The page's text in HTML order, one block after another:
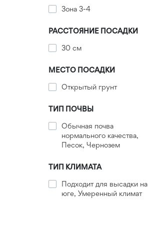
Зона 3-4
РАССТОЯНИЕ ПОСАДКИ
30 см
МЕСТО ПОСАДКИ
Открытый грунт
ТИП ПОЧВЫ
Обычная почва
нормального качества,
Песок, Чернозем
ТИП КЛИМАТА
Подходит для высадки на
юге, Умеренный климат